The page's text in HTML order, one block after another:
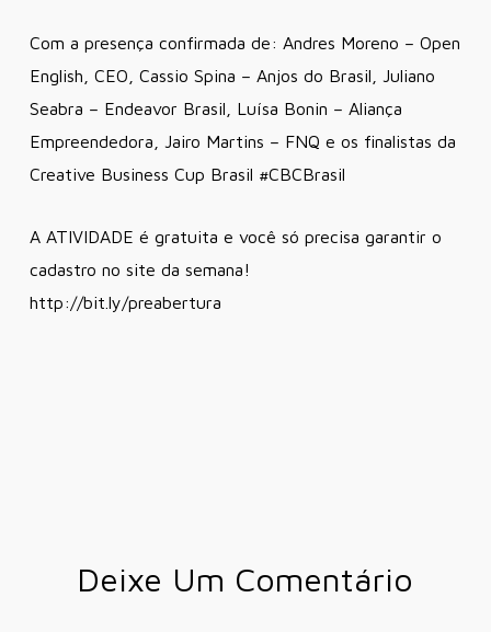
Com a presença confirmada de: Andres Moreno – Open
English, CEO, Cassio Spina – Anjos do Brasil, Juliano
Seabra – Endeavor Brasil, Luísa Bonin – Aliança
Empreendedora, Jairo Martins – FNQ e os finalistas da
Creative Business Cup Brasil #CBCBrasil
A ATIVIDADE é gratuita e você só precisa garantir o
cadastro no site da semana!
http://bit.ly/preabertura
Deixe Um Comentário